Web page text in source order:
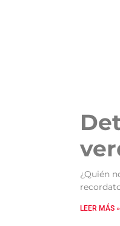
¿Quién
LEER MÁS »